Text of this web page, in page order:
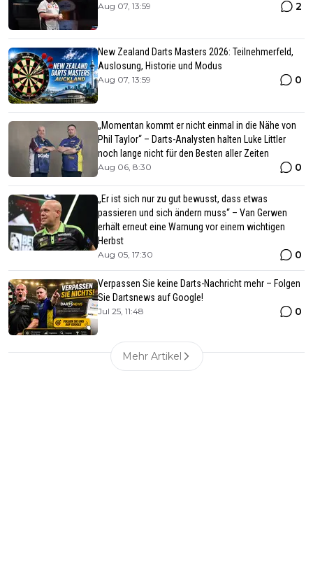
Aug 07, 13:59 2
New Zealand Darts Masters 2026: Teilnehmerfeld,
Auslosung, Historie und Modus
Aug 07, 13:59 0
„Momentan kommt er nicht einmal in die Nähe von
Phil Taylor“ – Darts-Analysten halten Luke Littler
noch lange nicht für den Besten aller Zeiten
Aug 06, 8:30 0
„Er ist sich nur zu gut bewusst, dass etwas
passieren und sich ändern muss“ – Van Gerwen
erhält erneut eine Warnung vor einem wichtigen
Herbst
Aug 05, 17:30 0
Verpassen Sie keine Darts-Nachricht mehr – Folgen
Sie Dartsnews auf Google!
Jul 25, 11:48 0
Mehr Artikel